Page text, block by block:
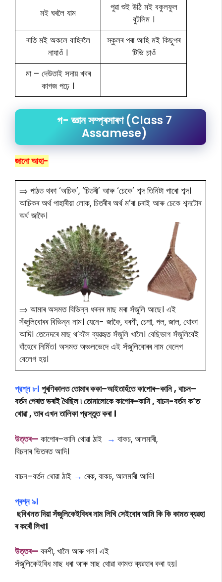
মই ঘৰলৈ যাম
পুৱা শুই উঠি মই বকুলফুল
বুটলিম ।
ৰাতি মই অকলে বাহিৰলৈ
নাযাওঁ ।
স্কুলৰ পৰা আহি মই কিছুপৰ
টিভি চাওঁ
মা – দেউতাই সদায় খবৰ
কাগজ পঢ়ে ।
গ- জ্ঞান সম্প্ৰসাৰণ (Class 7
Assamese)
জানো আহা-
⇒ পাঠত থকা ‘অচিক’, ‘চিতৰী’ আৰু ‘চেকে’ শব্দ তিনিটা গাৰো শব্দ।
আচিকৰ অৰ্থ পাহাৰীয়া লোক, চিতৰীৰ অৰ্থ ম’ৰা চৰাই আৰু চেকে শব্দটোৰ
অৰ্থ জাকৈ।
⇒ আমাৰ অসমত বিভিন্ন ধৰনৰ মাছ মৰা সঁজুলি আছে। এই
সঁজুলিবোৰৰ বিভিন্ন নাম। যেনে- জাকৈ, বৰশী, চেপা, পল, জাল, খোকা
আদি। তেনেদৰে মাছ থ’বলৈ ব্যৱহৃত সঁজুলি খালৈ। বেছিভাগ সঁজুলিবেই
বাঁহেৰে নিৰ্মিত। অসমত অঞ্চলভেদে এই সঁজুলিবোৰৰ নাম বেলেগ
বেলেগ হয়।
প্রশ্ন ৮। পুৰণিকালত তােমাৰ ককা–আইতাহঁতে কাপােৰ–কানি , বাচন–
বৰ্তন পেৰাত ভৰাই থৈছিল ৷ তােমালােকে কাপােৰ–কানি , বাচন-বর্তন ক’ত
থােৱা , তাৰ এখন তালিকা প্রস্তুত কৰা ।
উত্তৰ— কাপােৰ–কানি থােৱা ঠাই → বাকচ, আলমাৰী,
বিচনাৰ ভিতৰত আদি।
বাচন–বৰ্তন থােৱা ঠাই → ৰেক, বাকচ, আলমাৰী আদি।
প্ৰশ্ন ৯।
ছবিখনত দিয়া সঁজুলিকেইবিধৰ নাম লিখি সেইবোৰ আমি কি কি কামত ব্যৱহা
ৰ কৰোঁ লিখা।
উত্তৰ— বৰশী, খালৈ আৰু পল। এই
সঁজুলিকেইবিধ মাছ ধৰা আৰু মাছ থোৱা কামত ব্যৱহাৰ কৰা হয়।